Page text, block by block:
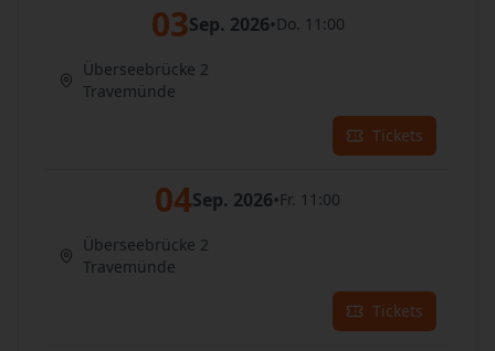
03Sep. 2026•Do. 11:00
Überseebrücke 2
Travemünde
Tickets
04Sep. 2026•Fr. 11:00
Überseebrücke 2
Travemünde
Tickets